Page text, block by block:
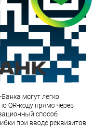
могут легко
QR-коду прямо через
способ
при вводе реквизитов